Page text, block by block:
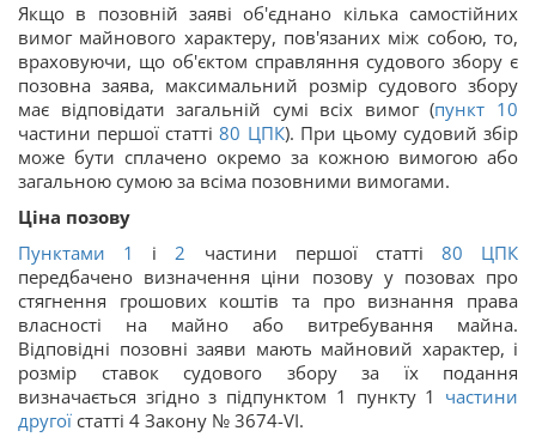
Якщо в позовній заяві об'єднано кілька самостійних
вимог майнового характеру, пов'язаних між собою, то,
враховуючи, що об'єктом справляння судового збору є
позовна заява, максимальний розмір судового збору
має відповідати загальній сумі всіх вимог (пункт 10
частини першої статті 80 ЦПК). При цьому судовий збір
може бути сплачено окремо за кожною вимогою або
загальною сумою за всіма позовними вимогами.
Ціна позову
Пунктами 1
і2 частини першої статті 80 ЦПК
передбачено визначення ціни позову у позовах про
стягнення грошових коштів та про визнання права
власності на майно або витребування майна.
Відповідні позовні заяви мають майновий характер, і
розмір ставок судового збору за їх подання
визначається згідно з підпунктом 1 пункту 1 частини
другої статті 4 Закону № 3674-VI.